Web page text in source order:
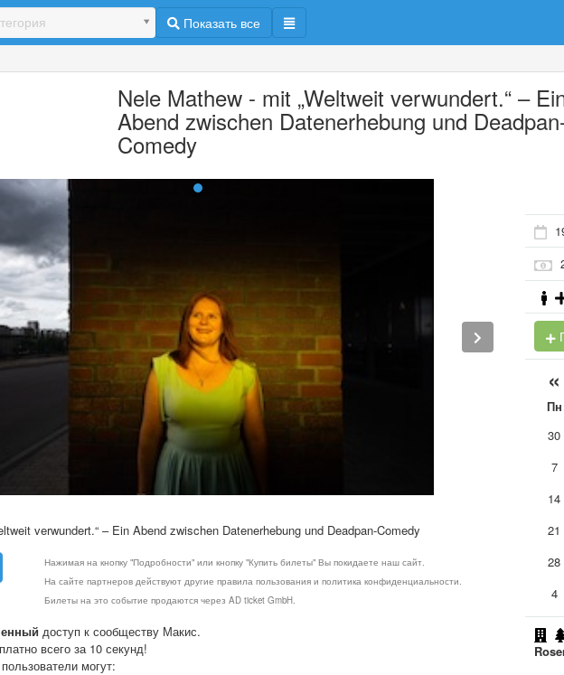
Показать все
Nele Mathew - mit „Weltweit verwundert.“ –
Abend zwischen Datenerhebung und
Comedy
verwundert.“ – Ein Abend zwischen Datenerhebung und Deadpan-Comedy
Нажимая на кнопку "Подробности" или кнопку "Купить билеты" Вы покидаете наш сайт.
На сайте партнеров действуют другие правила пользования и политика конфиденциальности.
Билеты на это событие продаются через AD ticket GmbH.
доступ к сообществу Макис.
всего за 10 секунд!
могут:
«
Пн
30
7
14
21
28
4